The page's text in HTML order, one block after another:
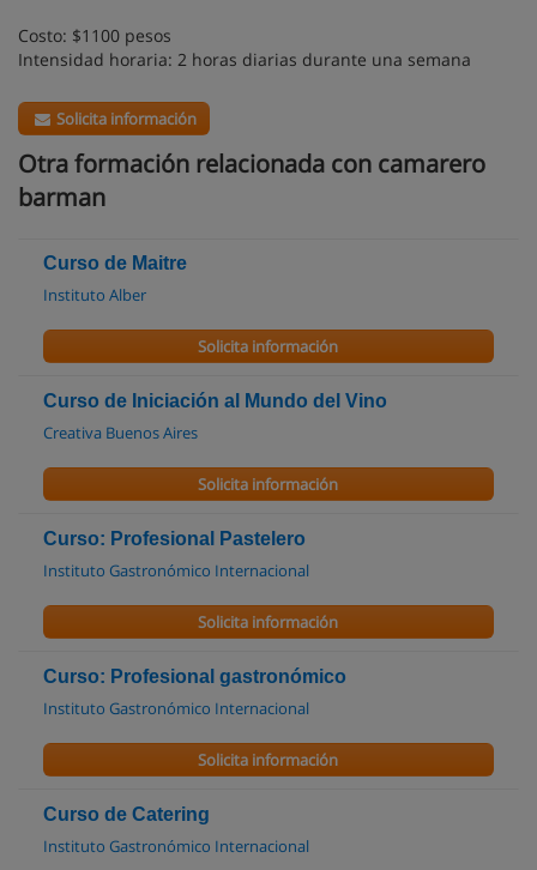
Costo: $1100 pesos
Intensidad horaria: 2 horas diarias durante una semana
Solicita información
Otra formación relacionada con camarero
barman
Curso de Maitre
Instituto Alber
Solicita información
Curso de Iniciación al Mundo del Vino
Creativa Buenos Aires
Solicita información
Curso: Profesional Pastelero
Instituto Gastronómico Internacional
Solicita información
Curso: Profesional gastronómico
Instituto Gastronómico Internacional
Solicita información
Curso de Catering
Instituto Gastronómico Internacional